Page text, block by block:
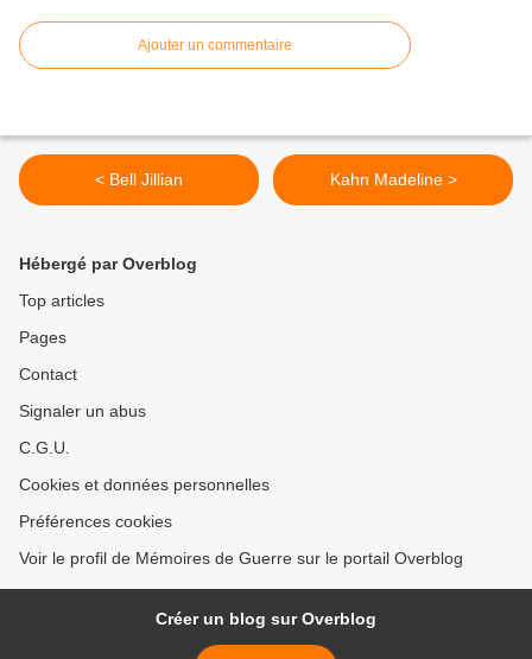
Ajouter un commentaire
< Bell Jillian Kahn Madeline >
Hébergé par Overblog
Top articles
Pages
Contact
Signaler un abus
C.G.U.
Cookies et données personnelles
Préférences cookies
Voir le profil de Mémoires de Guerre sur le portail Overblog
Créer un blog sur Overblog